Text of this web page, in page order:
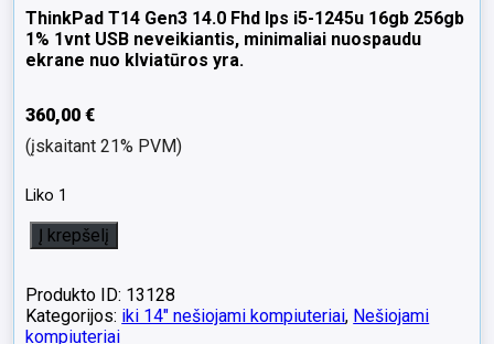
ThinkPad T14 Gen3 14.0 Fhd Ips i5-1245u 16gb 256gb
1% 1vnt USB neveikiantis, minimaliai nuospaudu
ekrane nuo klviatūros yra.
360,00€
(įskaitant 21% PVM)
Liko 1
produkto
kiekis:
T14
Gen3
14.0
Į krepšelį
Produkto ID: 13128
Kategorijos: iki 14" nešiojami kompiuteriai, Nešiojami
kompiuteriai